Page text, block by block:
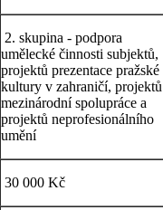
2. skupina - podpora
umělecké činnosti subjektů,
projektů prezentace pražské
kultury v zahraničí, projektů
mezinárodní spolupráce a
projektů neprofesionálního
umění
30 000 Kč